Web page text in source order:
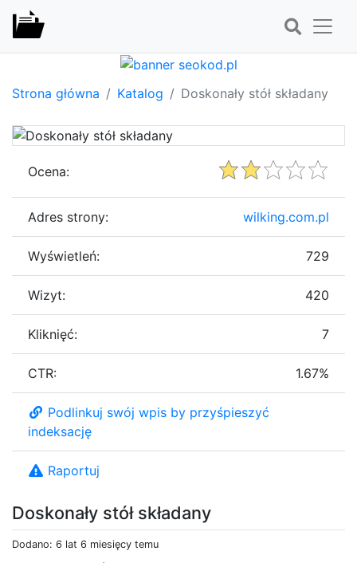
Strona główna Katalog Doskonały stół składany
Doskonały stół składany
Dodano: 6 lat 6 miesięcy temu
Ocena:
Adres strony: wilking.com.pl
Wyświetleń: 729
Wizyt: 420
Kliknięć: 7
CTR: 1.67%
Podlinkuj swój wpis by przyśpieszyć
indeksację
Raportuj